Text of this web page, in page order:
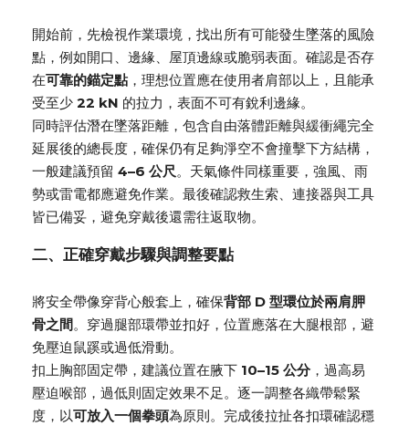
開始前，先檢視作業環境，找出所有可能發生墜落的風險
點，例如開口、邊緣、屋頂邊線或脆弱表面。確認是否存
在可靠的錨定點 ，理想位置應在使用者肩部以上，且能承
受至少 22 kN 的拉力，表面不可有銳利邊緣。
同時評估潛在墜落距離，包含自由落體距離與緩衝繩完全
延展後的總長度，確保仍有足夠淨空不會撞擊下方結構，
一般建議預留 4–6 公尺。天氣條件同樣重要，強風、雨
勢或雷電都應避免作業。最後確認救生索、連接器與工具
皆已備妥，避免穿戴後還需往返取物。
二、正確穿戴步驟與調整要點
將安全帶像穿背心般套上，確保背部 D 型環位於兩肩胛
骨之間。穿過腿部環帶並扣好，位置應落在大腿根部，避
免壓迫鼠蹊或過低滑動。
扣上胸部固定帶，建議位置在腋下 10–15 公分，過高易
壓迫喉部，過低則固定效果不足。逐一調整各織帶鬆緊
度，以可放入一個拳頭為原則。完成後拉扯各扣環確認穩